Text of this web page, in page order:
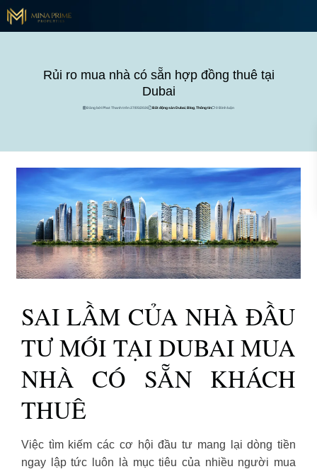
Rủi ro mua nhà có sẵn hợp đồng thuê tại
Dubai
Đăng bởi Phat Thanh trên 27/05/2026 Bất động sản Dubai,Blog,Thông tin 0 Bình luận
SAI LẦM CỦA NHÀ ĐẦU
TƯ MỚI TẠI DUBAI MUA
NHÀ CÓ SẴN KHÁCH
THUÊ
Việc tìm kiếm các cơ hội đầu tư mang lại dòng tiền
ngay lập tức luôn là mục tiêu của nhiều người mua